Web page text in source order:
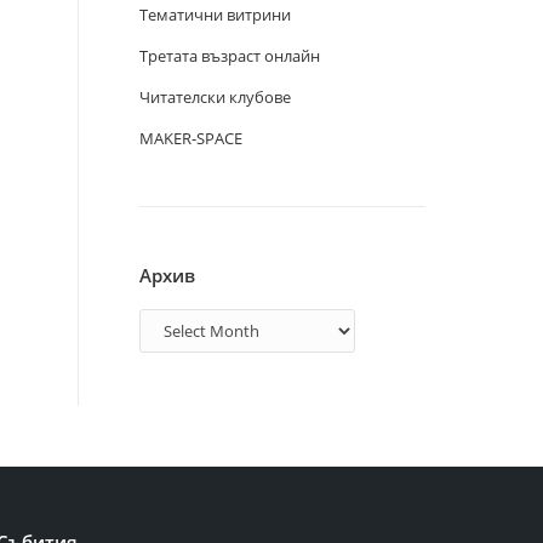
Тематични витрини
Третата възраст онлайн
Читателски клубове
MAKER-SPACE
Архив
Архив